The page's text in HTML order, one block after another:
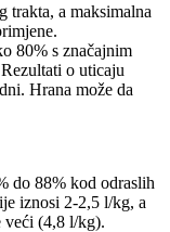
trakta, a maksimalna
80% s značajnim
o uticaju
Hrana može da
do 88% kod odraslih
iznosi 2-2,5 l/kg, a
veći (4,8 l/kg).